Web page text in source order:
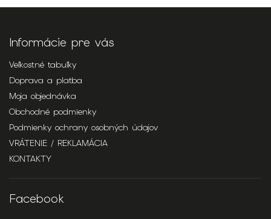
Informácie pre vás
Veľkostné tabuľky
Doprava a platba
Moja objednávka
Obchodné podmienky
Podmienky ochrany osobných údajov
VRÁTENIE / REKLAMÁCIA
KONTAKTY
Facebook